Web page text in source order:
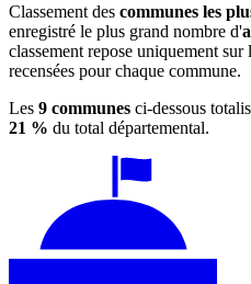
Classement des communes les
enregistré le plus grand nombre d'
classement repose uniquement
recensées pour chaque commune.
Les 9 communes ci-dessous
21 % du total départemental.